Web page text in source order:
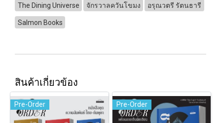
The Dining Universe จักรวาลควันโขมง อรุณวตรี รัตนธารี
Salmon Books
สินค้าเกี่ยวข้อง
Pre-Order Pre-Order